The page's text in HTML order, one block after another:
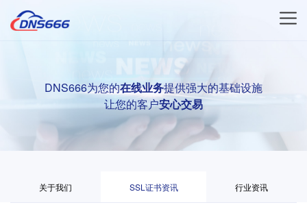
DNS666为您的在线业务提供强大的基础设施
让您的客户安心交易
关于我们 SSL证书资讯 行业资讯